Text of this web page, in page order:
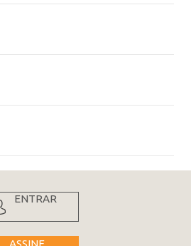
ENTRAR